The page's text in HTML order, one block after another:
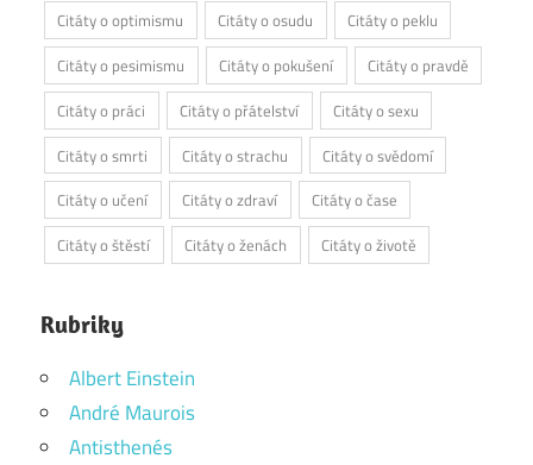
Citáty o optimismu
Citáty o osudu
Citáty o peklu
Citáty o pesimismu
Citáty o pokušení
Citáty o pravdě
Citáty o práci
Citáty o přátelství
Citáty o sexu
Citáty o smrti
Citáty o strachu
Citáty o svědomí
Citáty o učení
Citáty o zdraví
Citáty o čase
Citáty o štěstí
Citáty o ženách Citáty o životě
Rubriky
Albert Einstein
André Maurois
Antisthenés